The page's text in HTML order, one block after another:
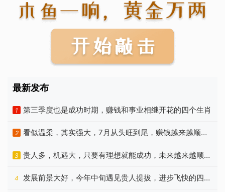
最新发布
1 第三季度也是成功时期，赚钱和事业相继开花的四个生肖
2
看似温柔，其实强大，7月从头旺到尾，赚钱越来越顺手
的生肖
3
贵人多，机遇大，只要有理想就能成功，未来越来越顺的
4个星座
4
发展前景大好，今年中旬遇见贵人提拔，进步飞快的四种